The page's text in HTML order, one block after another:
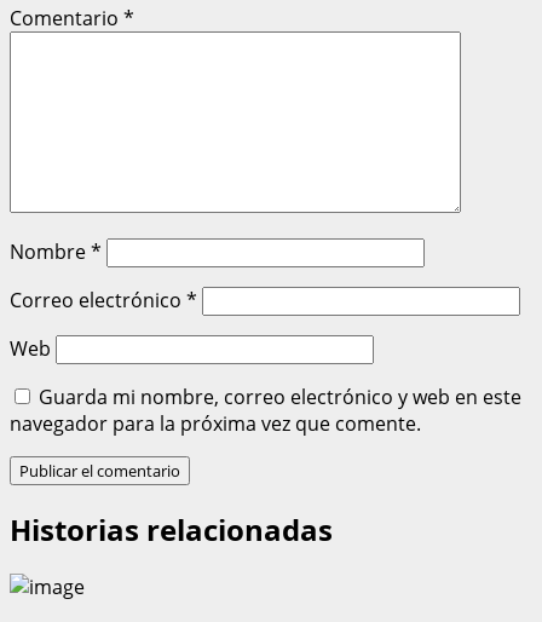
Comentario *
Nombre*
Correo electrónico *
Web
Guarda mi nombre, correo electrónico y web en este
navegador para la próxima vez que comente.
Historias relacionadas